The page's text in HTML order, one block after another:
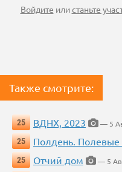
Войдите илистаньте
Также смотрите:
25 ВДНХ, 2023
— 5
25
Полдень. Полевые
25
Отчий дом
— 5